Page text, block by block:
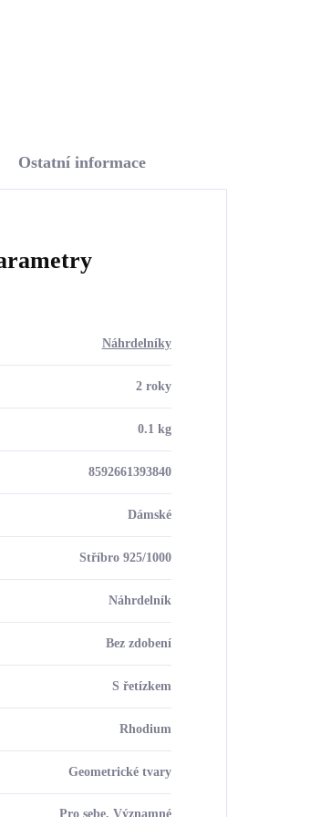
Ostatní informace
Náhrdelníky
2 roky
0.1 kg
8592661393840
Dámské
Stříbro 925/1000
Náhrdelník
Bez zdobení
S řetízkem
Rhodium
Geometrické tvary
Pro sebe, Významné